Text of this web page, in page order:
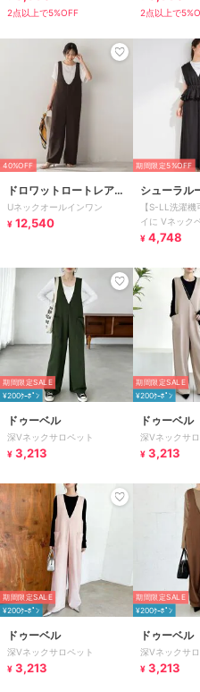
2点以上で5%OFF 2点以上で
40%OFF
ドロワットロートレアモ
ン
Uネックオールインワン
¥ 12,540
期間限定5%OFF
シューラル
【S-LL洗濯
イに Vネック
ンワン
¥ 4,748
期間限定SALE
¥200ｸｰﾎﾟﾝ
ドゥーベル
深Vネックサロペット
¥ 3,213
期間限定SALE
¥200ｸｰﾎﾟﾝ
ドゥーベル
深Vネックサ
¥ 3,213
期間限定SALE
¥200ｸｰﾎﾟﾝ
ドゥーベル
深Vネックサロペット
¥ 3,213
期間限定SALE
¥200ｸｰﾎﾟﾝ
ドゥーベル
深Vネックサ
¥ 3,213